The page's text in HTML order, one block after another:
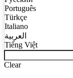
Português
Türkçe
Italiano
العربية
Tiếng Việt
Clear